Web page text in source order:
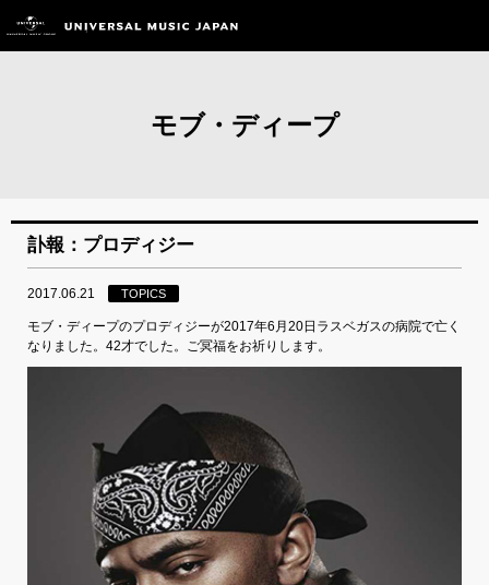
モブ・ディープ
訃報：プロディジー
2017.06.21 TOPICS
モブ・ディープのプロディジーが2017年6月20日ラスベガスの病院で亡く
なりました。42才でした。ご冥福をお祈りします。